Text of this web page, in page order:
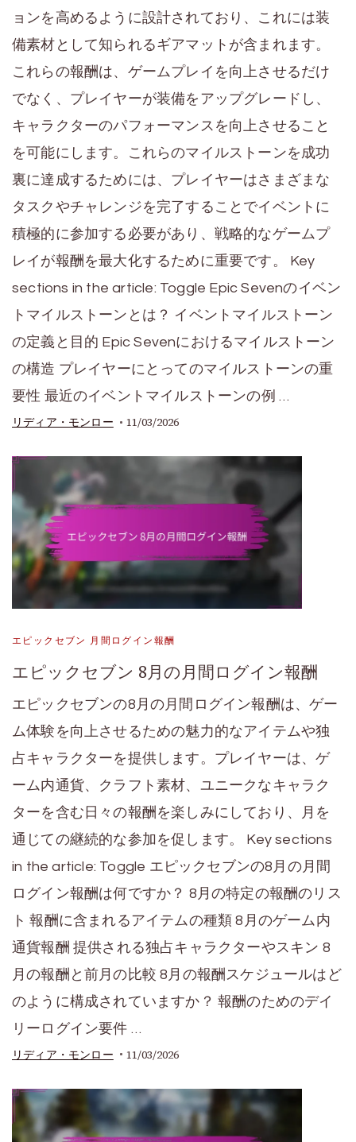
ョンを高めるように設計されており、これには装
備素材として知られるギアマットが含まれます。
これらの報酬は、ゲームプレイを向上させるだけ
でなく、プレイヤーが装備をアップグレードし、
キャラクターのパフォーマンスを向上させること
を可能にします。これらのマイルストーンを成功
裏に達成するためには、プレイヤーはさまざまな
タスクやチャレンジを完了することでイベントに
積極的に参加する必要があり、戦略的なゲームプ
レイが報酬を最大化するために重要です。 Key
sections in the article: Toggle Epic Sevenのイベン
トマイルストーンとは？ イベントマイルストーン
の定義と目的 Epic Sevenにおけるマイルストーン
の構造 プレイヤーにとってのマイルストーンの重
要性 最近のイベントマイルストーンの例 …
リディア・モンロー 11/03/2026
エピックセブン 月間ログイン報酬
エピックセブン 8月の月間ログイン報酬
エピックセブンの8月の月間ログイン報酬は、ゲー
ム体験を向上させるための魅力的なアイテムや独
占キャラクターを提供します。プレイヤーは、ゲ
ーム内通貨、クラフト素材、ユニークなキャラク
ターを含む日々の報酬を楽しみにしており、月を
通じての継続的な参加を促します。 Key sections
in the article: Toggle エピックセブンの8月の月間
ログイン報酬は何ですか？ 8月の特定の報酬のリス
ト 報酬に含まれるアイテムの種類 8月のゲーム内
通貨報酬 提供される独占キャラクターやスキン 8
月の報酬と前月の比較 8月の報酬スケジュールはど
のように構成されていますか？ 報酬のためのデイ
リーログイン要件 …
リディア・モンロー 11/03/2026